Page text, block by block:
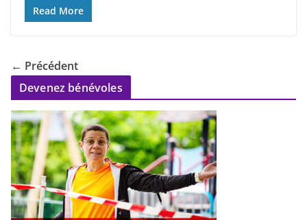
Read More
← Précédent
Devenez bénévoles